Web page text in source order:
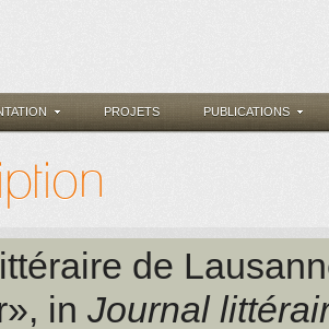
PROJETS PUBLICATIONS
de
in Journal